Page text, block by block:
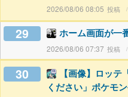
2026/08/06 08:05
29 ホーム画面が一
2026/08/06 07:37
30
【画像】ロッ
ください」ポケモ